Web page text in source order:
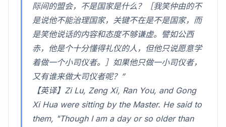
际间的盟会，不是国家是什么？［我笑仲由的不
是说他不能治理国家，关键不在是不是国家，而
是笑他说话的内容和态度不够谦虚。譬如公西
赤，他是个十分懂得礼仪的人，但他只说愿意学
着做一个小司仪者。］如果他只做一小司仪者，
又有谁来做大司仪者呢？”
【英译】Zi Lu, Zeng Xi, Ran You, and Gong
Xi Hua were sitting by the Master. He said to
them, "Though I am a day or so older than